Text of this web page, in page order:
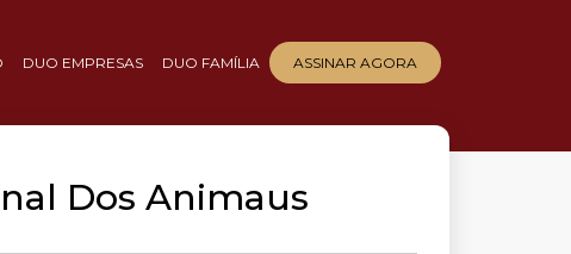
DUO EMPRESAS DUO FAMÍLIA ASSINAR AGORA
Dos Animaus